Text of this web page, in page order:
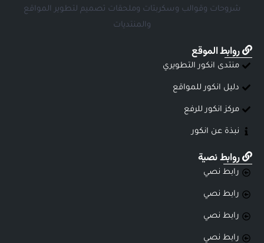
شروحات وقوالب وسكربتات وملحقات تصميم لتطوير المواقع
والمنتديات
روابط الموقع
منتدى انكور التطويري
دليل انكور للمواقع
مركز انكور للرفع
نبذة عن انكور
روابط نصية
رابط نصي
رابط نصي
رابط نصي
رابط نصي